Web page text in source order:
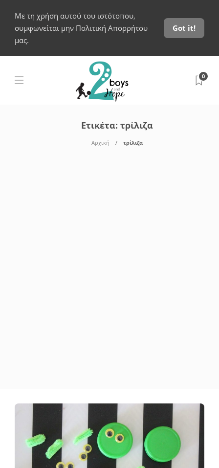
Με τη χρήση αυτού του ιστότοπου,
συμφωνείται μην Πολιτική Απορρήτου
μας.
Got it!
0
Ετικέτα: τρίλιζα
Αρχική τρίλιζα